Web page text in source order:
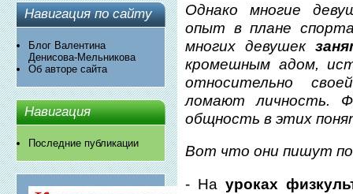
Навигация по сайту
Блог Валентина
Денисова-Мельникова
Об авторе сайта
Навигация
Последние публикации
Однако многие
опыт в плане
многих девушек
кромешным адом,
относительно
ломают личность.
общность в этих
Вот что они пишут
- На уроках